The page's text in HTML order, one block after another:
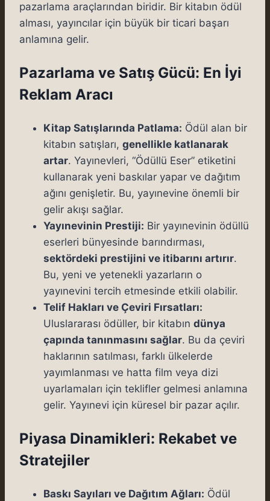
pazarlama araçlarından biridir. Bir kitabın ödül
alması, yayıncılar için büyük bir ticari başarı
anlamına gelir.
Pazarlama ve Satış Gücü: En İyi
Reklam Aracı
Kitap Satışlarında Patlama: Ödül alan bir
kitabın satışları, genellikle katlanarak
artar. Yayınevleri, “Ödüllü Eser” etiketini
kullanarak yeni baskılar yapar ve dağıtım
ağını genişletir. Bu, yayınevine önemli bir
gelir akışı sağlar.
Yayınevinin Prestiji: Bir yayınevinin ödüllü
eserleri bünyesinde barındırması,
sektördeki prestijini ve itibarını artırır.
Bu, yeni ve yetenekli yazarların o
yayınevini tercih etmesinde etkili olabilir.
Telif Hakları ve Çeviri Fırsatları:
Uluslararası ödüller, bir kitabın dünya
çapında tanınmasını sağlar. Bu da çeviri
haklarının satılması, farklı ülkelerde
yayımlanması ve hatta film veya dizi
uyarlamaları için teklifler gelmesi anlamına
gelir. Yayınevi için küresel bir pazar açılır.
Piyasa Dinamikleri: Rekabet ve
Stratejiler
Baskı Sayıları ve Dağıtım Ağları: Ödül